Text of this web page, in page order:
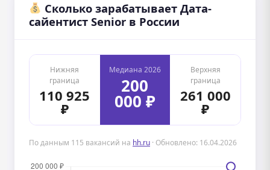
Сколько зарабатывает Дата-
сайентист Senior в России
Нижняя
граница
110 925
₽
Медиана 2026
200
000 ₽
Верхняя
граница
261 000
₽
По данным 115 вакансий на hh.ru · Обновлено: 16.04.2026